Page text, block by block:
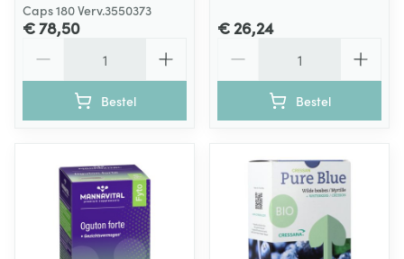
Caps 180 Verv.3550373
€ 78,50
Bestel
€ 26,24
Bestel